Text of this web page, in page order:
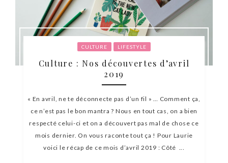
CULTURE LIFESTYLE
Culture : Nos découvertes d’avril
2019
« En avril, ne te déconnecte pas d’un fil » … Comment ça,
ce n’est pas le bon mantra ? Nous en tout cas, on a bien
respecté celui-ci et on a découvert pas mal de chose ce
mois dernier. On vous raconte tout ça ! Pour Laurie
voici le récap de ce mois d’avril 2019 : Côté ...